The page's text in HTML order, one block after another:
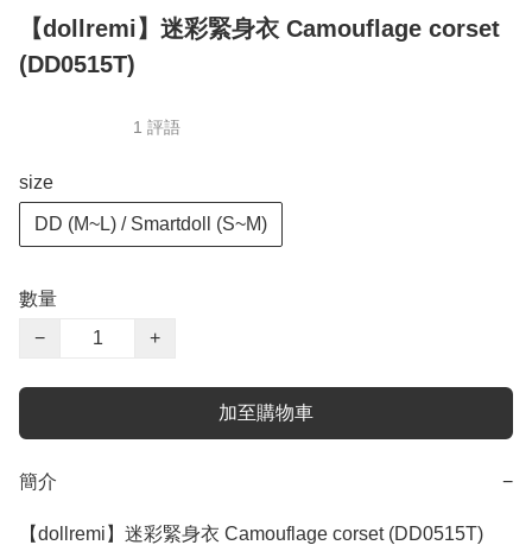
【dollremi】迷彩緊身衣 Camouflage corset
(DD0515T)
1 評語
size
DD (M~L) / Smartdoll (S~M)
數量
−
+
加至購物車
簡介 −
【dollremi】迷彩緊身衣 Camouflage corset (DD0515T)